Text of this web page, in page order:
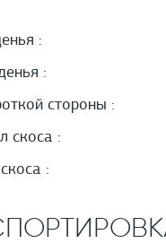
:
:
стороны :
скоса :
: